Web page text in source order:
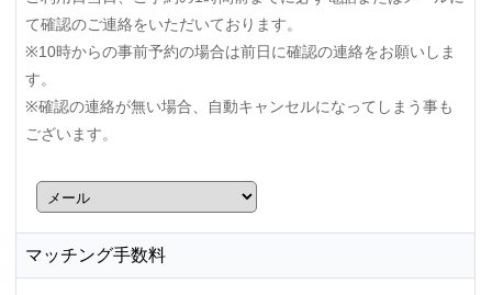
て確認のご連絡をいただいております。
※10時からの事前予約の場合は前日に確認の連絡をお願いしま
す。
※確認の連絡が無い場合、自動キャンセルになってしまう事も
ございます。
マッチング手数料